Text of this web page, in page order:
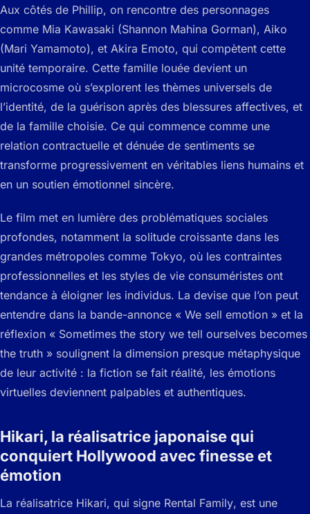
Aux côtés de Phillip, on rencontre des personnages
comme Mia Kawasaki (Shannon Mahina Gorman), Aiko
(Mari Yamamoto), et Akira Emoto, qui compètent cette
unité temporaire. Cette famille louée devient un
microcosme où s’explorent les thèmes universels de
l’identité, de la guérison après des blessures affectives, et
de la famille choisie. Ce qui commence comme une
relation contractuelle et dénuée de sentiments se
transforme progressivement en véritables liens humains et
en un soutien émotionnel sincère.
Le film met en lumière des problématiques sociales
profondes, notamment la solitude croissante dans les
grandes métropoles comme Tokyo, où les contraintes
professionnelles et les styles de vie consuméristes ont
tendance à éloigner les individus. La devise que l’on peut
entendre dans la bande-annonce « We sell emotion » et la
réflexion « Sometimes the story we tell ourselves becomes
the truth » soulignent la dimension presque métaphysique
de leur activité : la fiction se fait réalité, les émotions
virtuelles deviennent palpables et authentiques.
Hikari, la réalisatrice japonaise qui
conquiert Hollywood avec finesse et
émotion
La réalisatrice Hikari, qui signe Rental Family, est une